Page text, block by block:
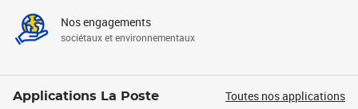
Nos engagements
sociétaux et environnementaux
Applications La Poste Toutes nos applications